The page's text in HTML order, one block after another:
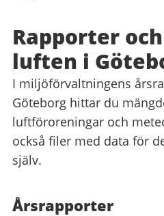
Rapporter
luften i
I miljöförvaltningens
Göteborg hittar du
luftföroreningar och
också filer med data för
själv.
Årsrapporter